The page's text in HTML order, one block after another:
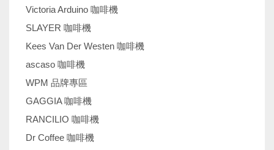
Victoria Arduino 咖啡機
SLAYER 咖啡機
Kees Van Der Westen 咖啡機
ascaso 咖啡機
WPM 品牌專區
GAGGIA 咖啡機
RANCILIO 咖啡機
Dr Coffee 咖啡機